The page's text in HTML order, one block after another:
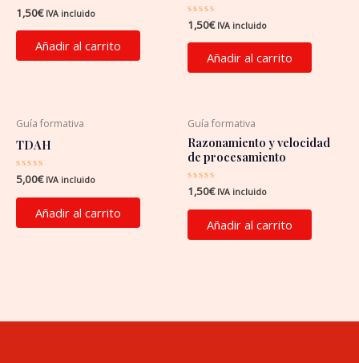
Valorado
con
0
1,50€ IVA incluido
Añadir al carrito
Valorado
con
0
1,50€ IVA incluido
Añadir al carrito
Guía formativa
TDAH
Valorado
con
0
5,00€ IVA incluido
Añadir al carrito
Guía formativa
Razonamiento y velocidad
de procesamiento
Valorado
con
0
1,50€ IVA incluido
Añadir al carrito